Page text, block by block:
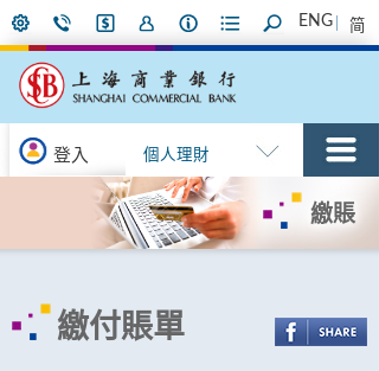
ENG 简
登入 個人理財
繳賬
繳付賬單